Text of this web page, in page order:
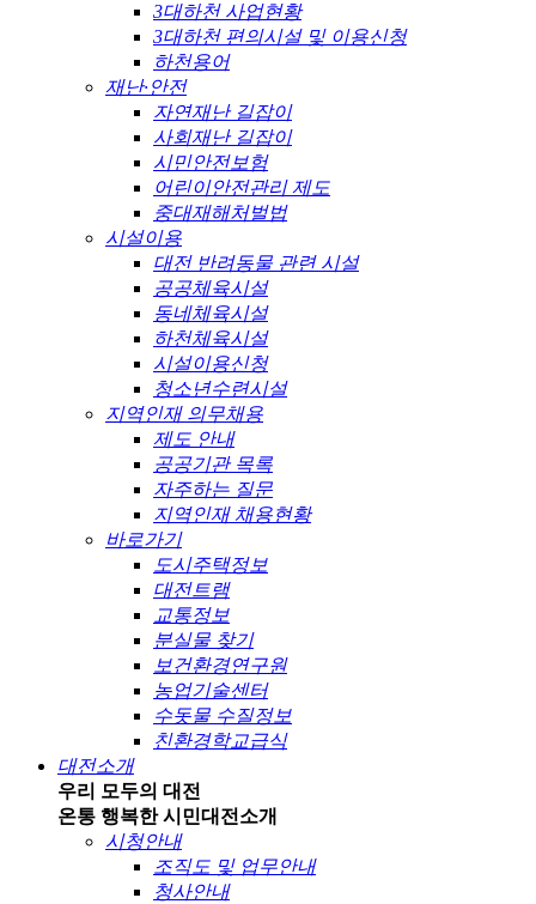
3대하천 사업현황
3대하천 편의시설 및 이용신청
하천용어
재난·안전
자연재난 길잡이
사회재난 길잡이
시민안전보험
어린이안전관리 제도
중대재해처벌법
시설이용
대전 반려동물 관련 시설
공공체육시설
동네체육시설
하천체육시설
시설이용신청
청소년수련시설
지역인재 의무채용
제도 안내
공공기관 목록
자주하는 질문
지역인재 채용현황
바로가기
도시주택정보
대전트램
교통정보
분실물 찾기
보건환경연구원
농업기술센터
수돗물 수질정보
친환경학교급식
대전소개
우리 모두의 대전
온통 행복한 시민대전소개
시청안내
조직도 및 업무안내
청사안내